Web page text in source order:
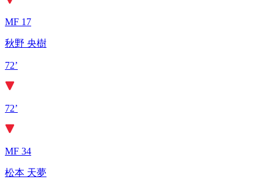
MF 17
秋野 央樹
72’
72’
MF 34
松本 天夢